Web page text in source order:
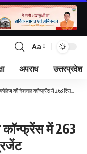
Font
Resizer
Aa
अपराध उत्तरप्रदेश
नेशनल कॉन्फ्रेंस में 263 रिसर्च पेपर्स और पोस्टर्स हुए प्रजेंट
में 263